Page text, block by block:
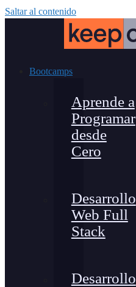
Saltar al contenido
Bootcamps
Aprende a
Programar
desde
Cero
Desarrollo
Web Full
Stack
Desarrollo